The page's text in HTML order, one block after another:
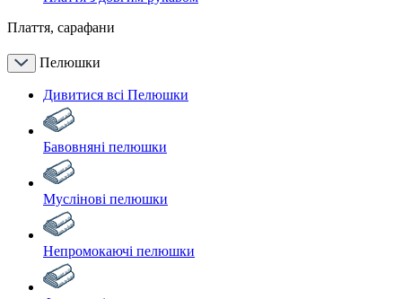
Плаття, сарафани
Пелюшки
Дивитися всі Пелюшки
Бавовняні пелюшки
Муслінові пелюшки
Непромокаючі пелюшки